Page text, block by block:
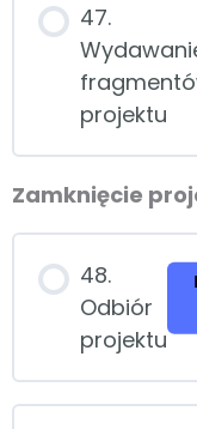
47.
projektu
Zamknięcie
48.
Odbiór
projektu